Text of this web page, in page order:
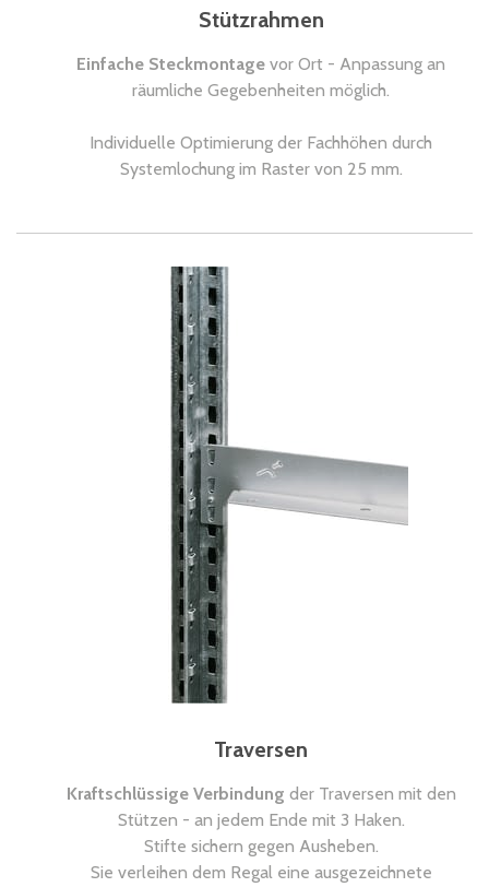
Stützrahmen
Einfache Steckmontage vor Ort - Anpassung an
räumliche Gegebenheiten möglich.
Individuelle Optimierung der Fachhöhen durch
Systemlochung im Raster von 25 mm.
Traversen
Kraftschlüssige Verbindung der Traversen mit den
Stützen - an jedem Ende mit 3 Haken.
Stifte sichern gegen Ausheben.
Sie verleihen dem Regal eine ausgezeichnete